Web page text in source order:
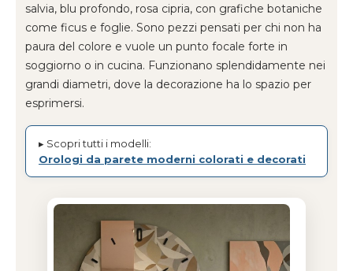
salvia, blu profondo, rosa cipria, con grafiche botaniche
come ficus e foglie. Sono pezzi pensati per chi non ha
paura del colore e vuole un punto focale forte in
soggiorno o in cucina. Funzionano splendidamente nei
grandi diametri, dove la decorazione ha lo spazio per
esprimersi.
▸ Scopri tutti i modelli:
Orologi da parete moderni colorati e decorati